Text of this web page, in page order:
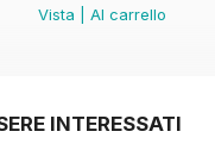
Vista
Al carrello
INTERESSATI